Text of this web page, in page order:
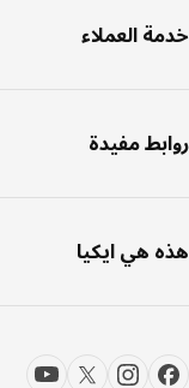
العملاء
مفيدة
هي ايكيا